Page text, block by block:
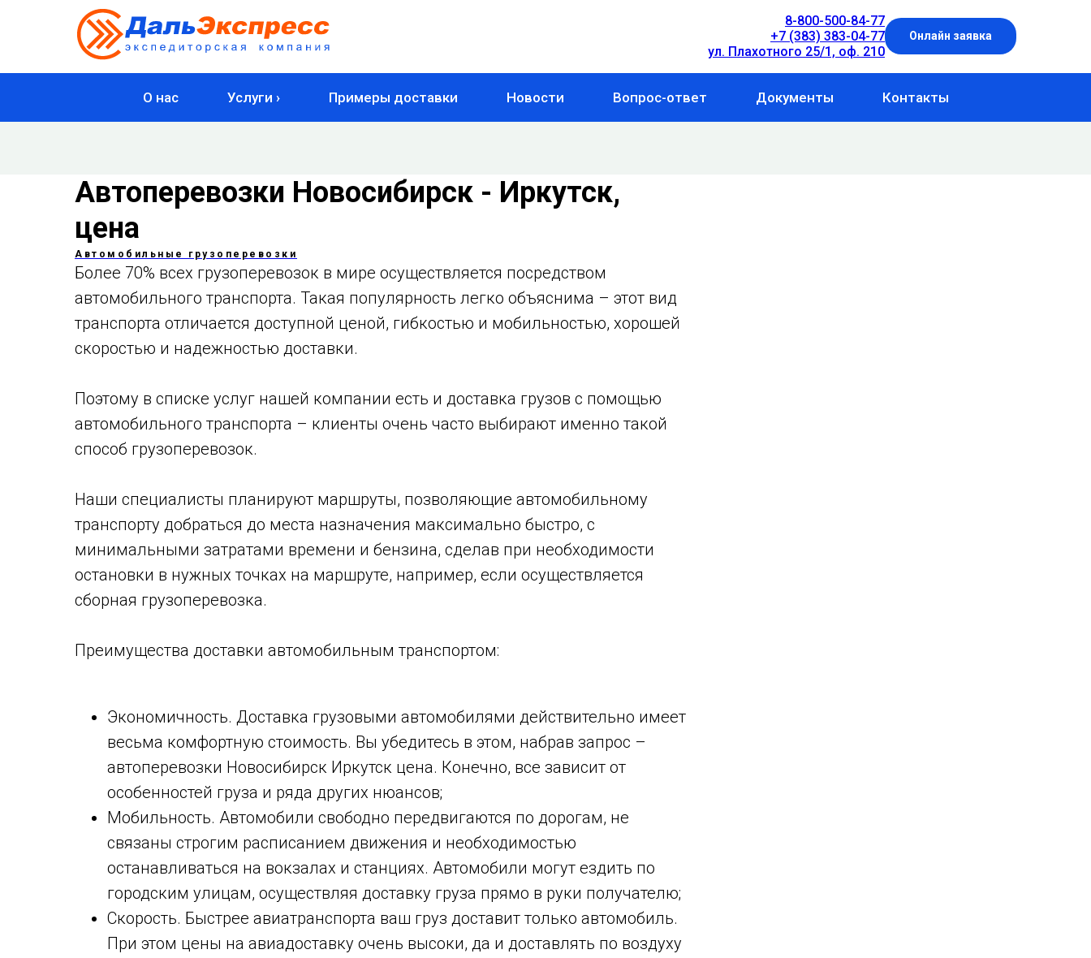
8-800-500-84-77
+7 (383) 383-04-77
ул. Плахотного 25/1, оф. 210
Онлайн заявка
О нас Услуги › Примеры доставки Новости Вопрос-ответ Документы Контакты
Автоперевозки Новосибирск - Иркутск,
цена
Автомобильные грузоперевозки
Более 70% всех грузоперевозок в мире осуществляется посредством
автомобильного транспорта. Такая популярность легко объяснима – этот вид
транспорта отличается доступной ценой, гибкостью и мобильностью, хорошей
скоростью и надежностью доставки.
Поэтому в списке услуг нашей компании есть и доставка грузов с помощью
автомобильного транспорта – клиенты очень часто выбирают именно такой
способ грузоперевозок.
Наши специалисты планируют маршруты, позволяющие автомобильному
транспорту добраться до места назначения максимально быстро, с
минимальными затратами времени и бензина, сделав при необходимости
остановки в нужных точках на маршруте, например, если осуществляется
сборная грузоперевозка.
Преимущества доставки автомобильным транспортом:
Экономичность. Доставка грузовыми автомобилями действительно имеет
весьма комфортную стоимость. Вы убедитесь в этом, набрав запрос –
автоперевозки Новосибирск Иркутск цена. Конечно, все зависит от
особенностей груза и ряда других нюансов;
Мобильность. Автомобили свободно передвигаются по дорогам, не
связаны строгим расписанием движения и необходимостью
останавливаться на вокзалах и станциях. Автомобили могут ездить по
городским улицам, осуществляя доставку груза прямо в руки получателю;
Скорость. Быстрее авиатранспорта ваш груз доставит только автомобиль.
При этом цены на авиадоставку очень высоки, да и доставлять по воздуху